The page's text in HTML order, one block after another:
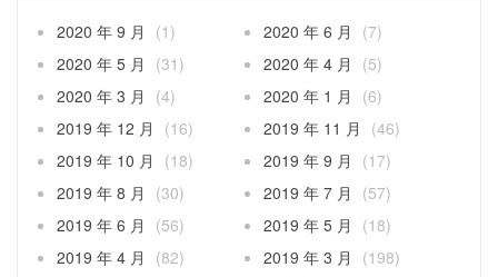
2020 年 9 月 (1) 2020 年 6 月
(7)
2020 年 5 月
(31) 2020 年 4 月
(5)
2020 年 3 月
(4) 2020 年 1 月
(6)
2019 年 12 月
(16) 2019 年 11 月
(46)
2019 年 10 月
(18) 2019 年 9 月
(17)
2019 年 8 月
(30) 2019 年 7 月
(57)
2019 年 6 月
(56) 2019 年 5 月
(18)
2019 年 4 月
(82) 2019 年 3 月
(198)